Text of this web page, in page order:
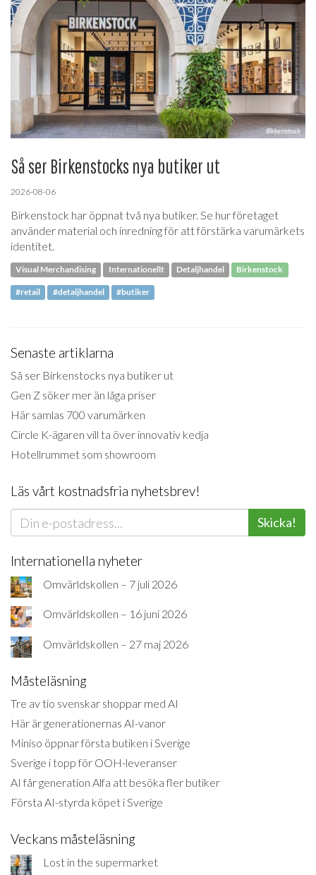
Så ser Birkenstocks nya butiker ut
2026-08-06
Birkenstock har öppnat två nya butiker. Se hur företaget
använder material och inredning för att förstärka varumärkets
identitet.
Visual Merchandising Internationellt Detaljhandel Birkenstock
#retail #detaljhandel #butiker
Senaste artiklarna
Så ser Birkenstocks nya butiker ut
Gen Z söker mer än låga priser
Här samlas 700 varumärken
Circle K-ägaren vill ta över innovativ kedja
Hotellrummet som showroom
Läs vårt kostnadsfria nyhetsbrev!
Skicka!
Internationella nyheter
Omvärldskollen – 7 juli 2026
Omvärldskollen – 16 juni 2026
Omvärldskollen – 27 maj 2026
Måsteläsning
Tre av tio svenskar shoppar med AI
Här är generationernas AI-vanor
Miniso öppnar första butiken i Sverige
Sverige i topp för OOH-leveranser
AI får generation Alfa att besöka fler butiker
Första AI-styrda köpet i Sverige
Veckans måsteläsning
Lost in the supermarket